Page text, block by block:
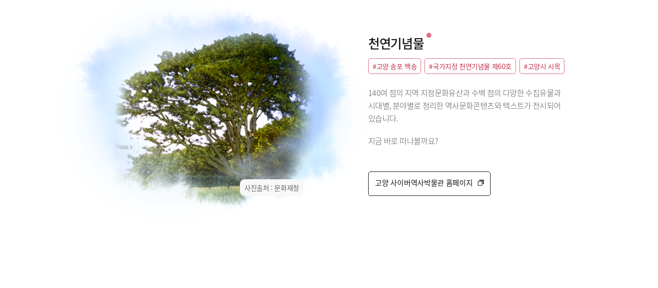
사진출처 : 문화재청
천연기념물
#고양 송포 백송 #국가지정 천연기념물 제60호 #고양시 시목
140여 점의 지역 지정문화유산과 수백 점의 다양한 수집유물과
시대별, 분야별로 정리한 역사문화콘텐츠와 텍스트가 전시되어
있습니다.
지금 바로 떠나볼까요?
고양 사이버역사박물관 홈페이지